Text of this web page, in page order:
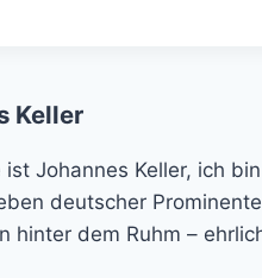
Keller
ist Johannes Keller, ich
deutscher
hinter dem Ruhm –